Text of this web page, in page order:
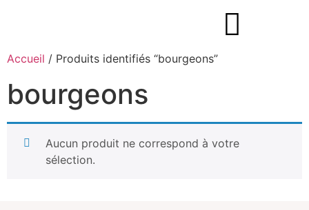
Accueil / Produits identifiés “bourgeons”
bourgeons
Aucun produit ne correspond à votre
sélection.